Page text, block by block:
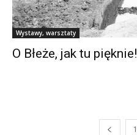
Wystawy, warsztaty
O Błeże, jak tu pięknie!
1